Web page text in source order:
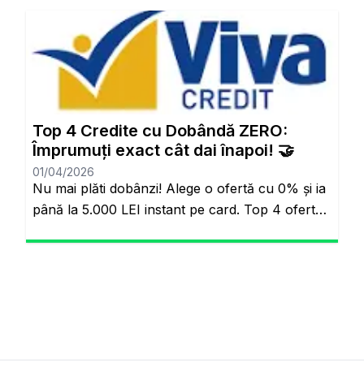
Aynı sayfada kalacaksınız. Standart Kredi
Anlayışı Tarih Oluyor: Başkalarının Finansal
Riskini Neden Siz Üstlenesiniz? Yıllardır
bankacılık sektöründe adil olmayan bir durum
söz konusuydu: Borçlarını düzenli ödeyenlerle
sürekli aksatanlar aynı faiz yükünü
omuzluyordu. Ancak günümüzde teknoloji […]
Top 4 Credite cu Dobândă ZERO:
Împrumuți exact cât dai înapoi! 🤝
01/04/2026
Nu mai plăti dobânzi! Alege o ofertă cu 0% și ia
până la 5.000 LEI instant pe card. Top 4 oferte